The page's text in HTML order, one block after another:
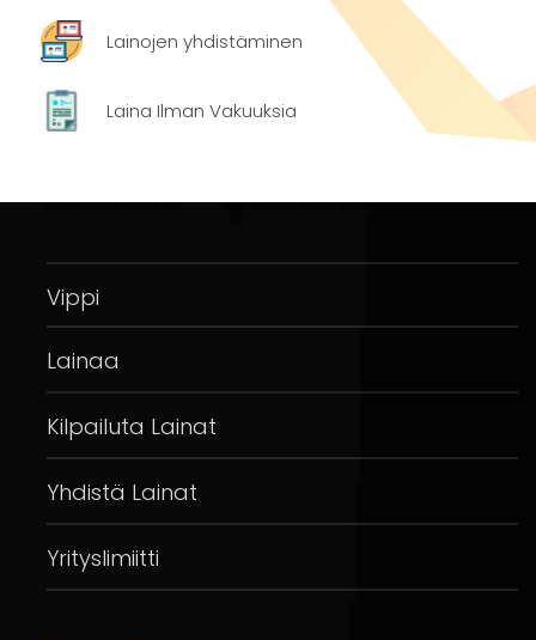
Lainojen yhdistäminen
Laina Ilman Vakuuksia
Vippi
Lainaa
Kilpailuta Lainat
Yhdistä Lainat
Yrityslimiitti